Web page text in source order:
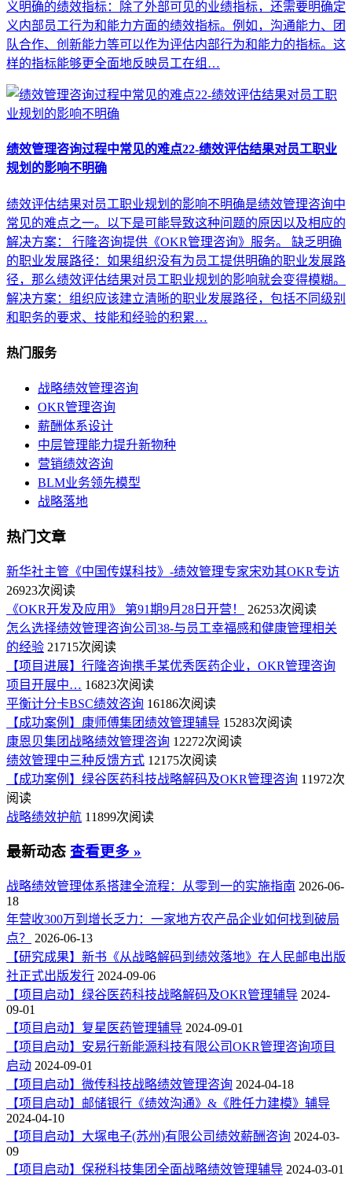
义明确的绩效指标：除了外部可见的业绩指标，还需要明确定
义内部员工行为和能力方面的绩效指标。例如，沟通能力、团
队合作、创新能力等可以作为评估内部行为和能力的指标。这
样的指标能够更全面地反映员工在组…
绩效管理咨询过程中常见的难点22-绩效评估结果对员工职业
规划的影响不明确
绩效评估结果对员工职业规划的影响不明确是绩效管理咨询中
常见的难点之一。以下是可能导致这种问题的原因以及相应的
解决方案： 行隆咨询提供《OKR管理咨询》服务。 缺乏明确
的职业发展路径：如果组织没有为员工提供明确的职业发展路
径，那么绩效评估结果对员工职业规划的影响就会变得模糊。
解决方案：组织应该建立清晰的职业发展路径，包括不同级别
和职务的要求、技能和经验的积累…
热门服务
战略绩效管理咨询
OKR管理咨询
薪酬体系设计
中层管理能力提升新物种
营销绩效咨询
BLM业务领先模型
战略落地
热门文章
新华社主管《中国传媒科技》-绩效管理专家宋劝其OKR专访
26923次阅读
《OKR开发及应用》 第91期9月28日开营！
26253次阅读
怎么选择绩效管理咨询公司38-与员工幸福感和健康管理相关
的经验 21715次阅读
【项目进展】行隆咨询携手某优秀医药企业，OKR管理咨询
项目开展中… 16823次阅读
平衡计分卡BSC绩效咨询 16186次阅读
【成功案例】康师傅集团绩效管理辅导 15283次阅读
康恩贝集团战略绩效管理咨询 12272次阅读
绩效管理中三种反馈方式 12175次阅读
【成功案例】绿谷医药科技战略解码及OKR管理咨询 11972次
阅读
战略绩效护航 11899次阅读
最新动态 查看更多 »
战略绩效管理体系搭建全流程：从零到一的实施指南 2026-06-
18
年营收300万到增长乏力：一家地方农产品企业如何找到破局
点？
2026-06-13
【研究成果】新书《从战略解码到绩效落地》在人民邮电出版
社正式出版发行 2024-09-06
【项目启动】绿谷医药科技战略解码及OKR管理辅导 2024-
09-01
【项目启动】复星医药管理辅导 2024-09-01
【项目启动】安易行新能源科技有限公司OKR管理咨询项目
启动 2024-09-01
【项目启动】微传科技战略绩效管理咨询 2024-04-18
【项目启动】邮储银行《绩效沟通》&《胜任力建模》辅导
2024-04-10
【项目启动】大塚电子(苏州)有限公司绩效薪酬咨询 2024-03-
09
【项目启动】保税科技集团全面战略绩效管理辅导 2024-03-01